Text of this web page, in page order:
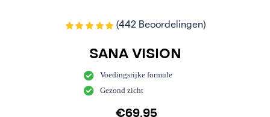
(442 Beoordelingen)
SANA VISION
Voedingsrijke formule
Gezond zicht
€69.95